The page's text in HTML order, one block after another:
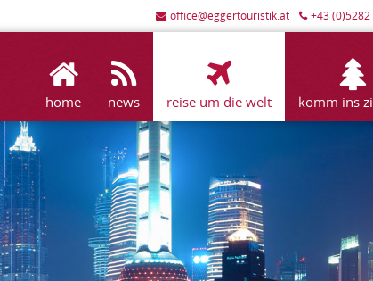
office@eggertouristik.at +43 (0)5282
home news reise um die welt komm ins